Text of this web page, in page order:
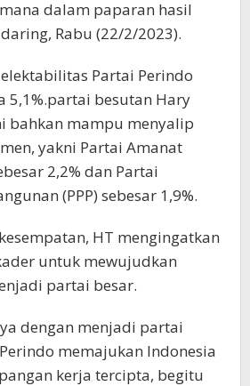
dalam paparan hasil
Rabu (22/2/2023).
Partai Perindo
5,1%.partai besutan Hary
bahkan mampu menyalip
yakni Partai Amanat
2,2% dan Partai
(PPP) sebesar 1,9%.
HT mengingatkan
untuk mewujudkan
partai besar.
dengan menjadi partai
memajukan Indonesia
kerja tercipta, begitu